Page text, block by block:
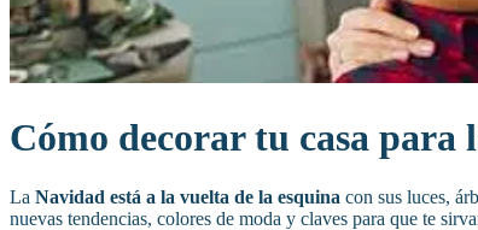
Cómo decorar tu casa para
La Navidad está a la vuelta de la esquina con sus luces,
nuevas tendencias, colores de moda y claves para que te